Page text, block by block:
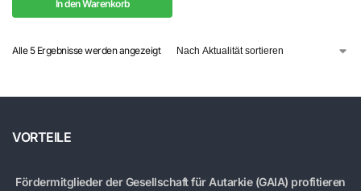
In den Warenkorb
Alle 5 Ergebnisse werden angezeigt
VORTEILE
Fördermitglieder der Gesellschaft für Autarkie (GAIA) profitieren